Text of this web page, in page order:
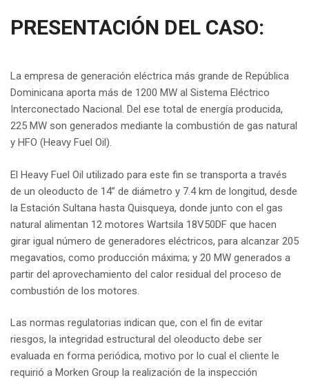
PRESENTACIÓN DEL CASO:
La empresa de generación eléctrica más grande de República
Dominicana aporta más de 1200 MW al Sistema Eléctrico
Interconectado Nacional. Del ese total de energía producida,
225 MW son generados mediante la combustión de gas natural
y HFO (Heavy Fuel Oil).
El Heavy Fuel Oil utilizado para este fin se transporta a través
de un oleoducto de 14” de diámetro y 7.4 km de longitud, desde
la Estación Sultana hasta Quisqueya, donde junto con el gas
natural alimentan 12 motores Wartsila 18V50DF que hacen
girar igual número de generadores eléctricos, para alcanzar 205
megavatios, como producción máxima; y 20 MW generados a
partir del aprovechamiento del calor residual del proceso de
combustión de los motores.
Las normas regulatorias indican que, con el fin de evitar
riesgos, la integridad estructural del oleoducto debe ser
evaluada en forma periódica, motivo por lo cual el cliente le
requirió a Morken Group la realización de la inspección